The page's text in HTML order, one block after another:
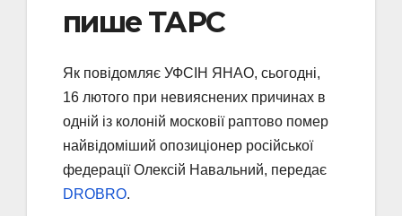
пише ТАРС
Як повідомляє УФСІН ЯНАО, сьогодні,
16 лютого при невияснених причинах в
одній із колоній московії раптово помер
найвідоміший опозиціонер російської
федерації Олексій Навальний, передає
DROBRO.